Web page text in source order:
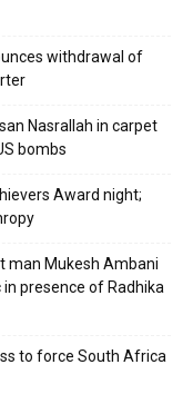
withdrawal of
Nasrallah in carpet
bombs
Award night;
man Mukesh Ambani
presence of Radhika
to force South Africa